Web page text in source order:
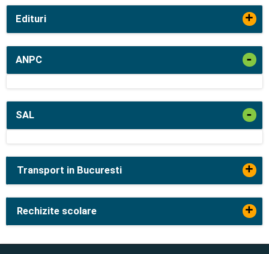
Edituri +
ANPC -
SAL -
Transport in Bucuresti +
Rechizite scolare +